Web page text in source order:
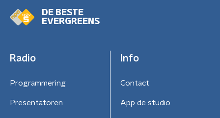
DE BESTE
EVERGREENS
Radio
Programmering
Presentatoren
Info
Contact
App de studio